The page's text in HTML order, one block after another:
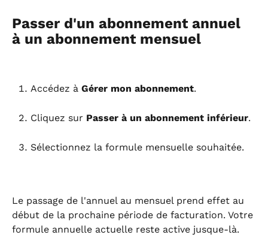
Passer d'un abonnement annuel
à un abonnement mensuel
Accédez à Gérer mon abonnement.
Cliquez sur Passer à un abonnement inférieur.
Sélectionnez la formule mensuelle souhaitée.
Le passage de l'annuel au mensuel prend effet au
début de la prochaine période de facturation. Votre
formule annuelle actuelle reste active jusque-là.